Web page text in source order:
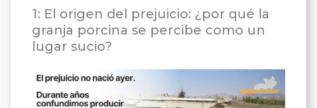
1: El origen del prejuicio: ¿por qué la
granja porcina se percibe como un
lugar sucio?